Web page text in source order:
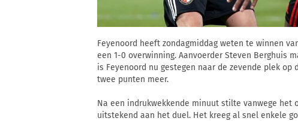
Feyenoord heeft zondagmiddag weten te winnen
een 1-0 overwinning. Aanvoerder Steven Berghuis
is Feyenoord nu gestegen naar de zevende plek
twee punten meer.
Na een indrukwekkende minuut stilte vanwege het
uitstekend aan het duel. Het kreeg al snel enkele